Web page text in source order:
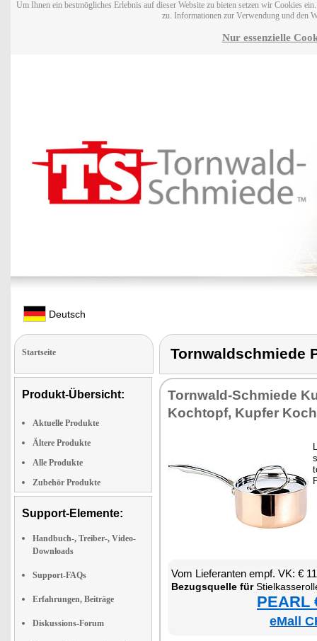
Um Ihnen ein bestmögliches Erlebnis auf dieser Website zu bieten setzen wir Cookies
zu. Informationen zur Verwendung und den
Nur essenzielle
Deutsch
Startseite
Produkt-Übersicht:
Aktuelle Produkte
Ältere Produkte
Alle Produkte
Zubehör Produkte
Support-Elemente:
Handbuch-, Treiber-, Video-
Downloads
Support-FAQs
Erfahrungen, Beiträge
Diskussions-Forum
Tornwaldschmiede
Torn­wald-Schmie­de
Koch­topf, Kup­fer
Vom Lie­fe­ran­ten empf. VK: €
Be­zugs­quel­le für
PEARL
eMall